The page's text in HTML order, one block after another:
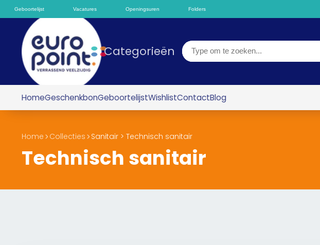
Geboortelijst Vacatures Openingsuren Folders
Categorieën
HomeGeschenkbonGeboortelijstWishlistContactBlog
Home Collecties Sanitair > Technisch sanitair
Technisch sanitair